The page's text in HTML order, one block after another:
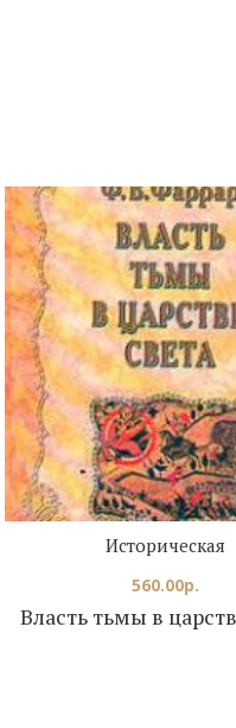
Власть тьмы в
Историческая
560.00р.